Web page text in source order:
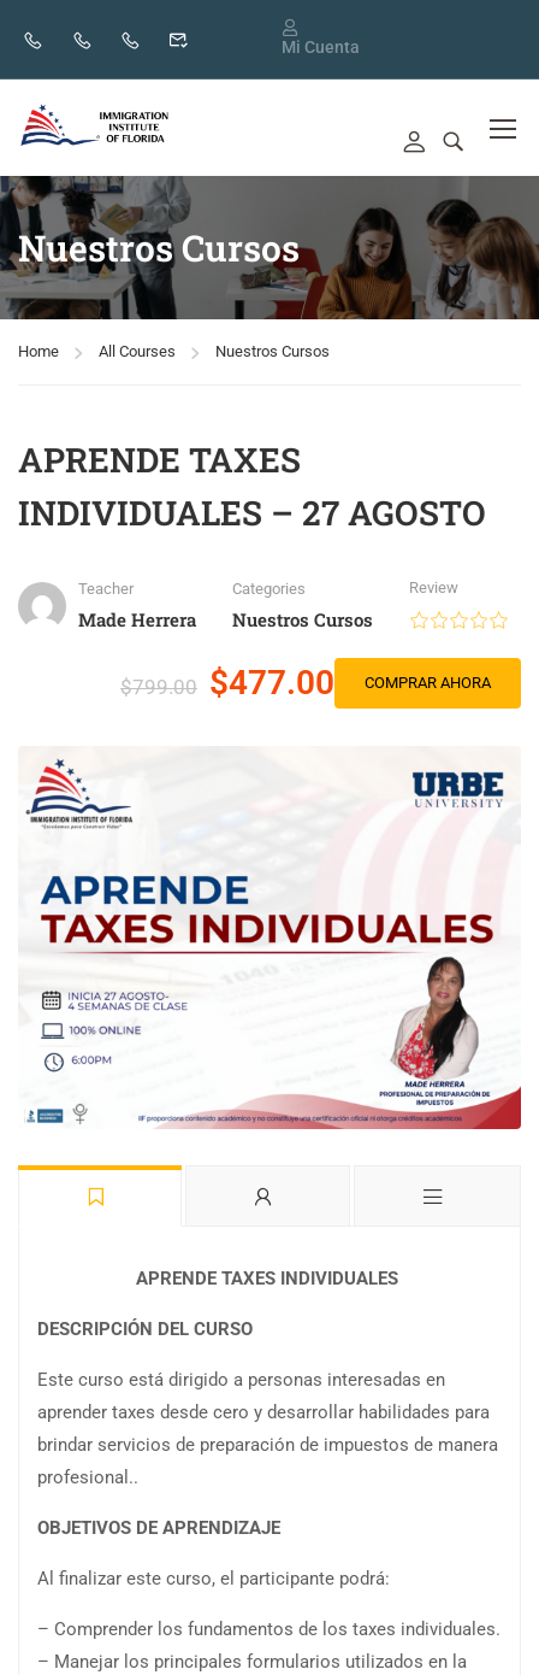
Mi Cuenta
Nuestros Cursos
Home All Courses Nuestros Cursos
APRENDE TAXES
INDIVIDUALES – 27 AGOSTO
Teacher
Made Herrera
Categories
Nuestros Cursos
Review
$799.00 $477.00 COMPRAR AHORA
APRENDE TAXES INDIVIDUALES
DESCRIPCIÓN DEL CURSO
Este curso está dirigido a personas interesadas en
aprender taxes desde cero y desarrollar habilidades para
brindar servicios de preparación de impuestos de manera
profesional..
OBJETIVOS DE APRENDIZAJE
Al finalizar este curso, el participante podrá:
– Comprender los fundamentos de los taxes individuales.
– Manejar los principales formularios utilizados en la